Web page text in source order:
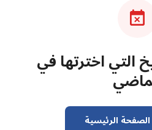
التي اخترتها في
الصفحة الرئيسية